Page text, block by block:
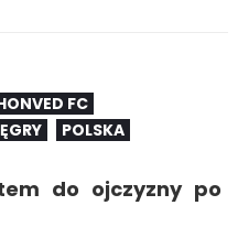
FC
POLSKA
do ojczyzny po